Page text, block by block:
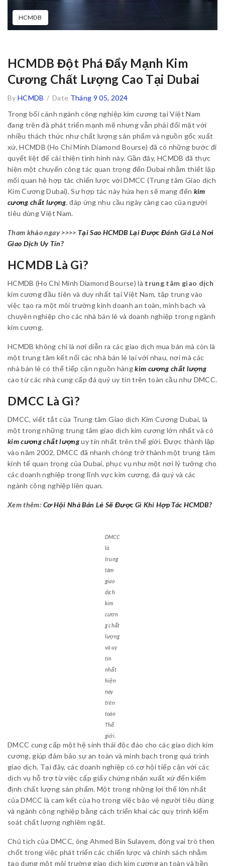
HCMDB
HCMDB Đột Phá Đẩy Mạnh Kim
Cương Chất Lượng Cao Tại Dubai
ByHCMDB / Date Tháng 9 05, 2024
Trong bối cảnh ngành công nghiệp kim cương tại Việt Nam
đang trên đà phát triển mạnh mẽ nhưng vẫn phải đối mặt với
nhiều thách thức như chất lượng sản phẩm và nguồn gốc xuất
xứ, HCMDB (Ho Chi Minh Diamond Bourse) đã có những bước đi
quyết liệt để cải thiện tình hình này. Gần đây, HCMDB đã thực
hiện một chuyến công tác quan trọng đến Dubai nhằm thiết lập
mối quan hệ hợp tác chiến lược với DMCC (Trung tâm Giao dịch
Kim Cương Dubai). Sự hợp tác này hứa hẹn sẽ mang đến kim
cương chất lượng, đáp ứng nhu cầu ngày càng cao của người
tiêu dùng Việt Nam.
Tham khảo ngay >>>> Tại Sao HCMDB Lại Được Đánh Giá Là Nơi
Giao Dịch Uy Tín?
HCMDB Là Gì?
HCMDB (Ho Chi Minh Diamond Bourse) là trung tâm giao dịch
kim cương đầu tiên và duy nhất tại Việt Nam, tập trung vào
việc tạo ra một môi trường kinh doanh an toàn, minh bạch và
chuyên nghiệp cho các nhà bán lẻ và doanh nghiệp trong ngành
kim cương.
HCMDB không chỉ là nơi diễn ra các giao dịch mua bán mà còn là
một trung tâm kết nối các nhà bán lẻ lại với nhau, nơi mà các
nhà bán lẻ có thể tiếp cận nguồn hàngkim cương chất lượng
cao từ các nhà cung cấp đá quý uy tín trên toàn cầu như DMCC.
DMCC Là Gì?
DMCC, viết tắt của Trung tâm Giao dịch Kim Cương Dubai, là
một trong những trung tâm giao dịch kim cương lớn nhất và có
kim cương chất lượnguy tín nhất trên thế giới. Được thành lập
vào năm 2002, DMCC đã nhanh chóng trở thành một trung tâm
kinh tế quan trọng của Dubai, phục vụ như một nơi lý tưởng cho
các doanh nghiệp trong lĩnh vực kim cương, đá quý và các
ngành công nghiệp liên quan.
Xem thêm: Cơ Hội Nhà Bán Lẻ Sẽ Được Gì Khi Hợp Tác HCMDB?
DMCC
là
trung
tâm
giao
dịch
kim
cươn
g chất
lượng
và uy
tín
nhất
hiện
nay
trên
toàn
Thế
giới.
DMCC cung cấp một hệ sinh thái độc đáo cho các giao dịch kim
cương, giúp đảm bảo sự an toàn và minh bạch trong quá trình
giao dịch. Tại đây, các doanh nghiệp có cơ hội tiếp cận với các
dịch vụ hỗ trợ từ việc cấp giấy chứng nhận xuất xứ đến kiểm
định chất lượng sản phẩm. Một trong những lợi thế lớn nhất
của DMCC là cam kết của họ trong việc bảo vệ người tiêu dùng
và ngành công nghiệp bằng cách triển khai các quy trình kiểm
soát chất lượng nghiêm ngặt.
Chủ tịch của DMCC, ông Ahmed Bin Sulayem, đóng vai trò then
chốt trong việc phát triển các chiến lược và chính sách nhằm
tạo dựng một môi trường giao dịch kim cương an toàn và bền